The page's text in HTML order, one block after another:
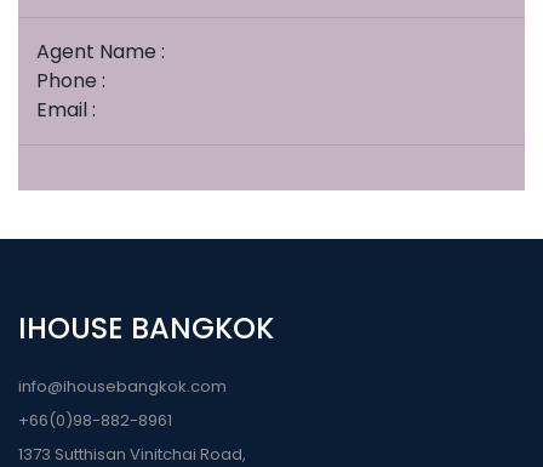
Agent Name :
Phone :
Email :
IHOUSE BANGKOK
info@ihousebangkok.com
+66(0)98-882-8961
1373 Sutthisan Vinitchai Road,